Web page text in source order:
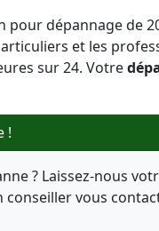
pour dépannage de
et les
sur 24. Votre
!
? Laissez-nous
conseiller vous